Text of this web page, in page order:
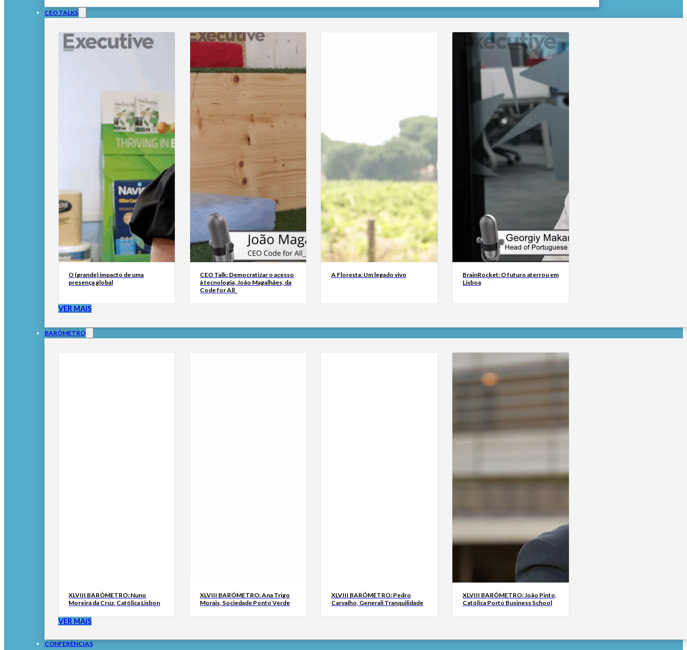
CEO TALKS
O (grande) impacto de uma
presença global
CEO Talk: Democratizar o acesso
à tecnologia, João Magalhães, da
Code for All_
A Floresta: Um legado vivo
BrainRocket: O futuro aterrou em
Lisboa
VER MAIS
BARÓMETRO
XLVIII BARÓMETRO: Nuno
Moreira da Cruz, Católica Lisbon
XLVIII BARÓMETRO: Ana Trigo
Morais, Sociedade Ponto Verde
XLVIII BARÓMETRO: Pedro
Carvalho, Generali Tranquilidade
XLVIII BARÓMETRO: João Pinto,
Católica Porto Business School
VER MAIS
CONFERÊNCIAS